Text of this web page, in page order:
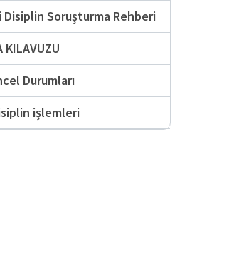
Soruşturma Rehberi
KILAVUZU
Durumları
işlemleri